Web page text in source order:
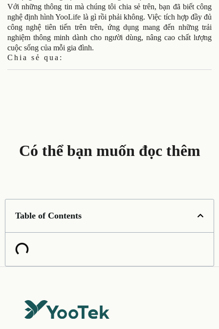
Với những thông tin mà chúng tôi chia sẻ trên, bạn đã biết công
nghệ định hình YooLife là gì rồi phải không. Việc tích hợp đầy đủ
công nghệ tiên tiến trên trên, ứng dụng mang đến những trải
nghiệm thông minh dành cho người dùng, nâng cao chất lượng
cuộc sống của mỗi gia đình.
Chia sẻ qua:
Có thể bạn muốn đọc thêm
Table of Contents